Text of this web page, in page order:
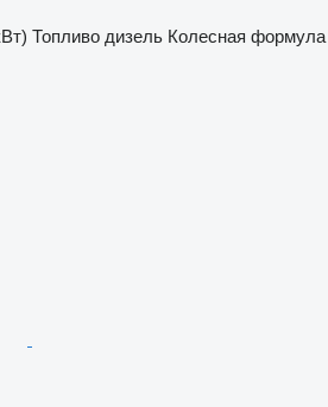
Топливо дизель Колесная формула